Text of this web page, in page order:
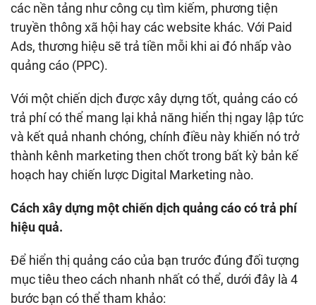
các nền tảng như công cụ tìm kiếm, phương tiện
truyền thông xã hội hay các website khác. Với Paid
Ads, thương hiệu sẽ trả tiền mỗi khi ai đó nhấp vào
quảng cáo (PPC).
Với một chiến dịch được xây dựng tốt, quảng cáo có
trả phí có thể mang lại khả năng hiển thị ngay lập tức
và kết quả nhanh chóng, chính điều này khiến nó trở
thành kênh marketing then chốt trong bất kỳ bản kế
hoạch hay chiến lược Digital Marketing nào.
Cách xây dựng một chiến dịch quảng cáo có trả phí
hiệu quả.
Để hiển thị quảng cáo của bạn trước đúng đối tượng
mục tiêu theo cách nhanh nhất có thể, dưới đây là 4
bước bạn có thể tham khảo: